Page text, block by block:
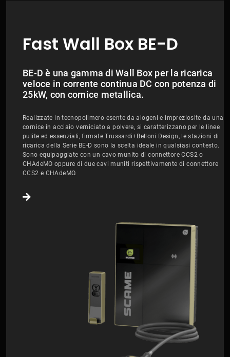
Fast Wall Box BE-D
BE-D è una gamma di Wall Box per la ricarica
veloce in corrente continua DC con potenza di
25kW, con cornice metallica.
Realizzate in tecnopolimero esente da alogeni e impreziosite da una
cornice in acciaio verniciato a polvere, si caratterizzano per le linee
pulite ed essenziali, firmate Trussardi+Belloni Design, le stazioni di
ricarica della Serie BE-D sono la scelta ideale in qualsiasi contesto.
Sono equipaggiate con un cavo munito di connettore CCS2 o
CHAdeMO oppure di due cavi muniti rispettivamente di connettore
CCS2 e CHAdeMO.